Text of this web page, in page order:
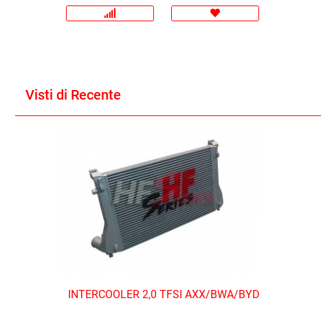
Visti di Recente
INTERCOOLER 2,0 TFSI AXX/BWA/BYD